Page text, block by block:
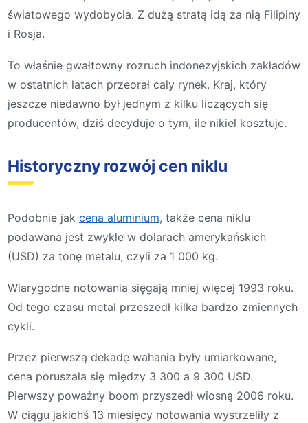
światowego wydobycia. Z dużą stratą idą za nią Filipiny
i Rosja.
To właśnie gwałtowny rozruch indonezyjskich zakładów
w ostatnich latach przeorał cały rynek. Kraj, który
jeszcze niedawno był jednym z kilku liczących się
producentów, dziś decyduje o tym, ile nikiel kosztuje.
Historyczny rozwój cen niklu
Podobnie jak cena aluminium, także cena niklu
podawana jest zwykle w dolarach amerykańskich
(USD) za tonę metalu, czyli za 1 000 kg.
Wiarygodne notowania sięgają mniej więcej 1993 roku.
Od tego czasu metal przeszedł kilka bardzo zmiennych
cykli.
Przez pierwszą dekadę wahania były umiarkowane,
cena poruszała się między 3 300 a 9 300 USD.
Pierwszy poważny boom przyszedł wiosną 2006 roku.
W ciągu jakichś 13 miesięcy notowania wystrzeliły z